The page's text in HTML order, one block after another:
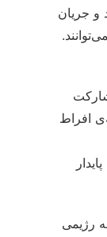
جریان
افراط
رژیمی